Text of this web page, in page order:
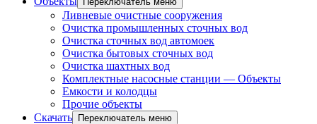
Ливневые очистные сооружения
Очистка промышленных сточных вод
Очистка сточных вод автомоек
Очистка бытовых сточных вод
Очистка шахтных вод
Комплектные насосные станции — Объекты
Емкости и колодцы
Прочие объекты
Скачать
Переключатель меню